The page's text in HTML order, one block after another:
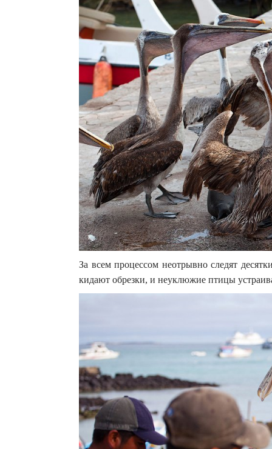
За всем процессом неотрывно следят
кидают обрезки, и неуклюжие птицы